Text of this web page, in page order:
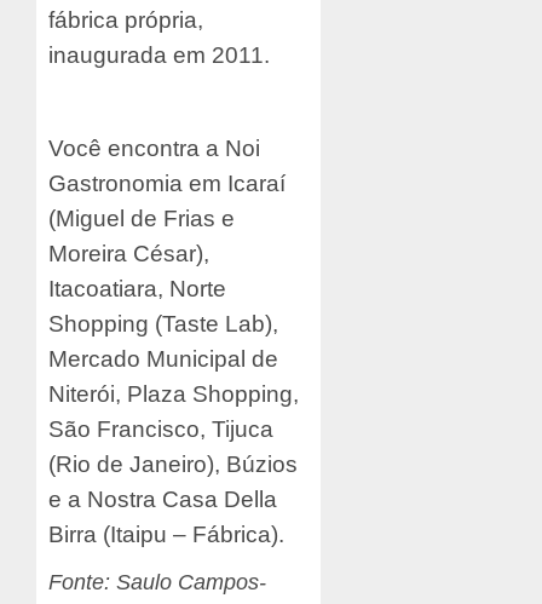
fábrica própria,
inaugurada em 2011.
Você encontra a Noi
Gastronomia em Icaraí
(Miguel de Frias e
Moreira César),
Itacoatiara, Norte
Shopping (Taste Lab),
Mercado Municipal de
Niterói, Plaza Shopping,
São Francisco, Tijuca
(Rio de Janeiro), Búzios
e a Nostra Casa Della
Birra (Itaipu – Fábrica).
Fonte: Saulo Campos-